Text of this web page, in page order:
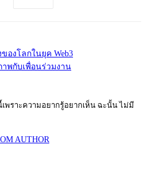
องโลกในยุค Web3
พกับเพื่อนร่วมงาน
พราะความอยากรู้อยากเห็น ฉะนั้น ไม่มี
AUTHOR